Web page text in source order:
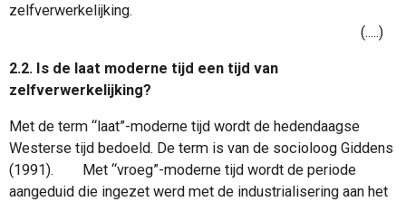
zelfverwerkelijking.
(.....)
2.2. Is de laat moderne tijd een tijd van
zelfverwerkelijking?
Met de term “laat”-moderne tijd wordt de hedendaagse
Westerse tijd bedoeld. De term is van de socioloog Giddens
(1991).
Met “vroeg”-moderne tijd wordt de periode
aangeduid die ingezet werd met de industrialisering aan het